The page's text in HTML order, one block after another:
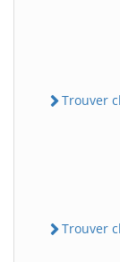
Trouver
Trouver